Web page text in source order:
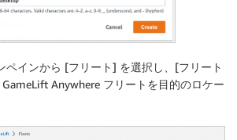
ペインから [フリート] を選択し、[フリート
Anywhere フリートを目的のロケー